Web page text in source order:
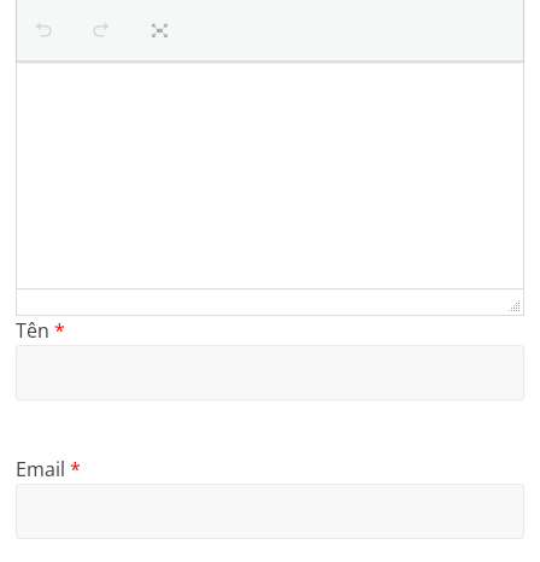
Tên*
Email*